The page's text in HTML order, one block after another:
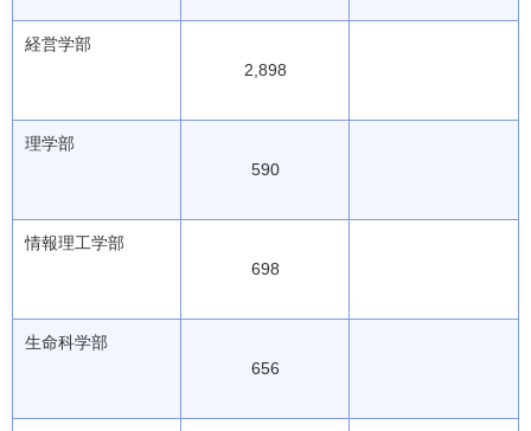
経営学部
2,898
理学部
590
情報理工学部
698
生命科学部
656